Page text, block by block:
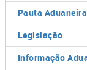
Pauta Aduaneira
Legislação
Informação